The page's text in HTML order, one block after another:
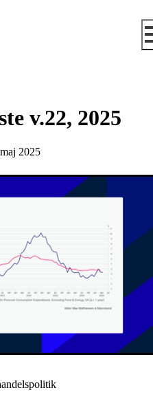
v.22, 2025
2025